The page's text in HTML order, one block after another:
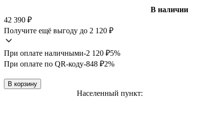
В наличии
42 390 ₽
Получите ещё выгоду до 2 120 ₽
При оплате наличными-2 120 ₽5%
При оплате по QR-коду-848 ₽2%
В корзину
Населенный пункт: